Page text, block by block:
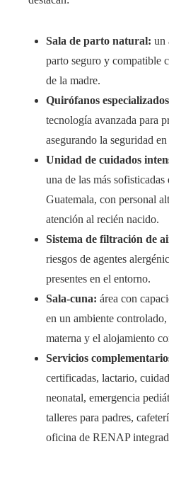
Sala de parto natural: un
parto seguro y compatible
de la madre.
Quirófanos
tecnología avanzada para
asegurando la seguridad
Unidad de cuidados
una de las más
Guatemala, con personal
atención al recién nacido.
Sistema de filtración de
riesgos de agentes
presentes en el entorno.
Sala-cuna: área con
en un ambiente
materna y el alojamiento
Servicios
certificadas, lactario,
neonatal, emergencia
talleres para padres,
oficina de RENAP